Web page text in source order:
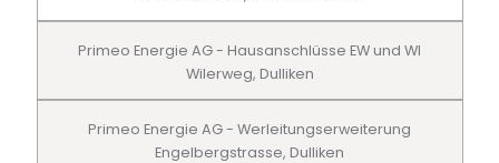
Primeo Energie AG - Hausanschlüsse EW und Wl
Wilerweg, Dulliken
Primeo Energie AG - Werleitungserweiterung
Engelbergstrasse, Dulliken